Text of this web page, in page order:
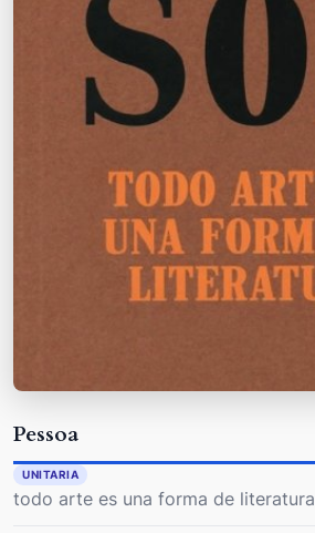
Pessoa
UNITARIA
todo arte es una forma de literatura